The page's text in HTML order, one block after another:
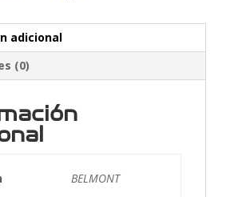
adicional
(0)
BELMONT